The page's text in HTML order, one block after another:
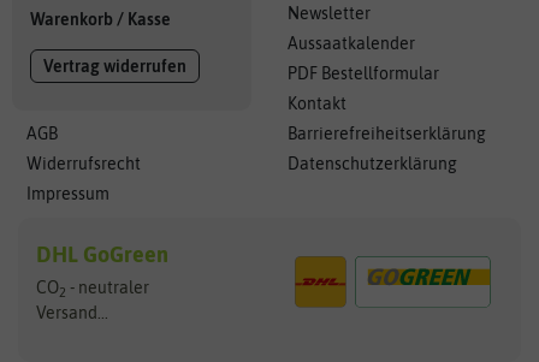
Warenkorb / Kasse
Vertrag widerrufen
AGB
Widerrufsrecht
Impressum
Newsletter
Aussaatkalender
PDF Bestellformular
Kontakt
Barrierefreiheitserklärung
Datenschutzerklärung
DHL GoGreen
CO2 - neutraler
Versand...